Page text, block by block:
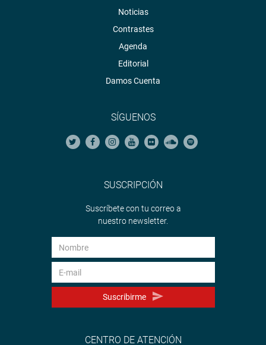
Noticias
Contrastes
Agenda
Editorial
Damos Cuenta
SÍGUENOS
SUSCRIPCIÓN
Suscríbete con tu correo a
nuestro newsletter.
Suscribirme
CENTRO DE ATENCIÓN